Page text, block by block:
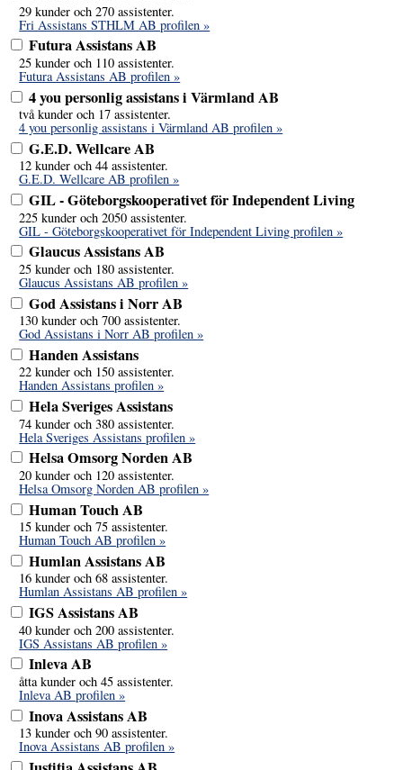
29 kunder och 270 assistenter.
Fri Assistans STHLM AB profilen »
Futura Assistans AB
25 kunder och 110 assistenter.
Futura Assistans AB profilen »
4 you personlig assistans i Värmland AB
två kunder och 17 assistenter.
4 you personlig assistans i Värmland AB profilen »
G.E.D. Wellcare AB
12 kunder och 44 assistenter.
G.E.D. Wellcare AB profilen »
GIL - Göteborgskooperativet för Independent Living
225 kunder och 2050 assistenter.
GIL - Göteborgskooperativet för Independent Living profilen »
Glaucus Assistans AB
25 kunder och 180 assistenter.
Glaucus Assistans AB profilen »
God Assistans i Norr AB
130 kunder och 700 assistenter.
God Assistans i Norr AB profilen »
Handen Assistans
22 kunder och 150 assistenter.
Handen Assistans profilen »
Hela Sveriges Assistans
74 kunder och 380 assistenter.
Hela Sveriges Assistans profilen »
Helsa Omsorg Norden AB
20 kunder och 120 assistenter.
Helsa Omsorg Norden AB profilen »
Human Touch AB
15 kunder och 75 assistenter.
Human Touch AB profilen »
Humlan Assistans AB
16 kunder och 68 assistenter.
Humlan Assistans AB profilen »
IGS Assistans AB
40 kunder och 200 assistenter.
IGS Assistans AB profilen »
Inleva AB
åtta kunder och 45 assistenter.
Inleva AB profilen »
Inova Assistans AB
13 kunder och 90 assistenter.
Inova Assistans AB profilen »